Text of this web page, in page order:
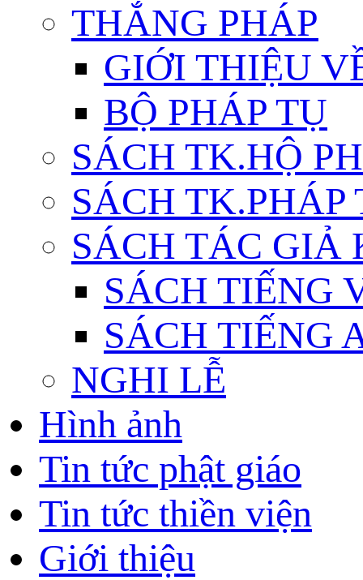
THẮNG PHÁP
GIỚI THIỆU
BỘ PHÁP TỤ
SÁCH TK.HỘ
SÁCH TK.PHÁP
SÁCH TÁC GIẢ
SÁCH TIẾNG
SÁCH TIẾNG
NGHI LỄ
Hình ảnh
Tin tức phật giáo
Tin tức thiền viện
Giới thiệu